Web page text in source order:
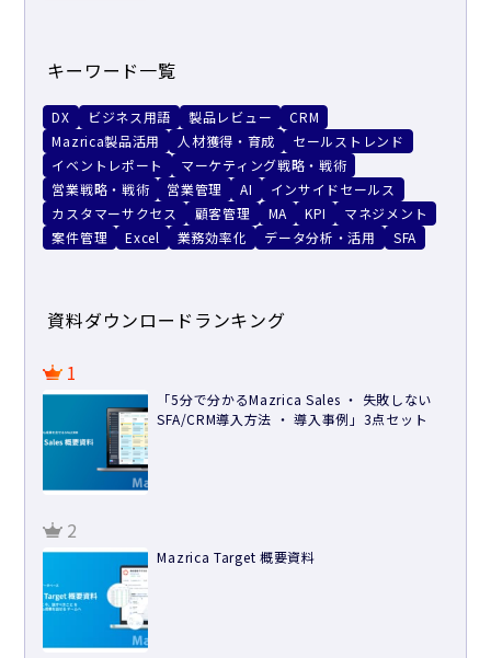
キーワード一覧
DX ビジネス用語 製品レビュー
CRM
Mazrica製品活用
人材獲得・育成
セールストレンド
イベントレポート
マーケティング戦略・戦術
営業戦略・戦術
営業管理 AI
インサイドセールス
カスタマーサクセス
顧客管理 MA KPI
マネジメント
案件管理
Excel 業務効率化 データ分析・活用 SFA
資料ダウンロードランキング
1
「5分で分かるMazrica Sales ・ 失敗しない
SFA/CRM導入方法 ・ 導入事例」3点セット
2
Mazrica Target 概要資料